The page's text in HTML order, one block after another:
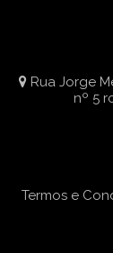
Rua Jorge
nº 5
Termos e